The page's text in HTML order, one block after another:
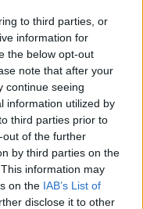
to third parties, or
information for
the below opt-out
note that after your
continue seeing
information utilized by
third parties prior to
of the further
by third parties on the
information may
on the IAB’s List of
disclose it to other
friss hírekről a